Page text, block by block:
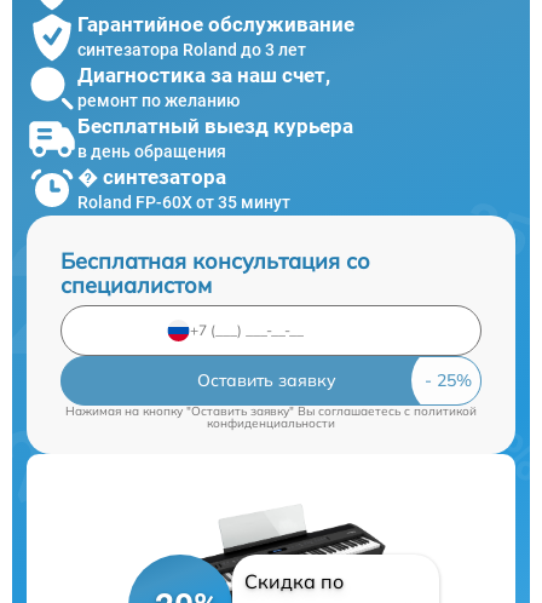
Гарантийное обслуживание
синтезатора Roland до 3 лет
Диагностика за наш счет,
ремонт по желанию
Бесплатный выезд курьера
в день обращения
� синтезатора
Roland FP-60X от 35 минут
Бесплатная консультация со
специалистом
Оставить заявку
Нажимая на кнопку "Оставить заявку" Вы соглашаетесь cполитикой
конфиденциальности
Скидка по